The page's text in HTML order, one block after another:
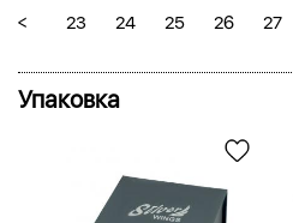
<
22 23 24 25 26 27
Упаковка